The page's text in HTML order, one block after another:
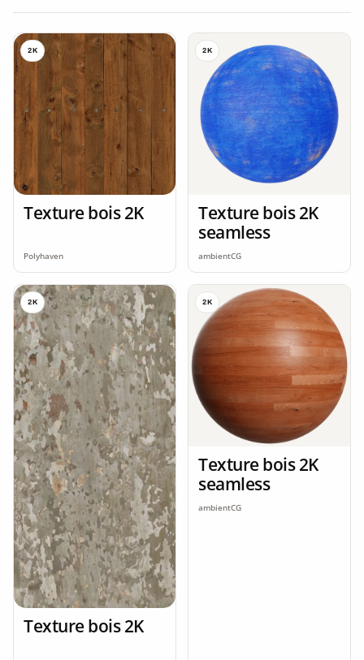
2K
Texture bois 2K
Polyhaven
2K
Texture bois 2K
seamless
ambientCG
2K
Texture bois 2K
2K
Texture bois 2K
seamless
ambientCG